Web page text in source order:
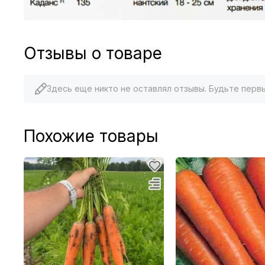
Отзывы о товаре
Здесь еще никто не оставлял отзывы. Будьте
Похожие товары